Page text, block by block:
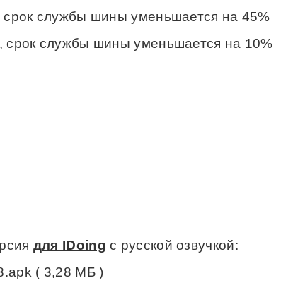
службы шины уменьшается на 45%
службы шины уменьшается на 10%
для IDoing с русской озвучкой:
( 3,28 МБ )